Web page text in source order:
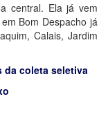
central. Ela já vem
Bom Despacho já
Calais, Jardim
da coleta seletiva